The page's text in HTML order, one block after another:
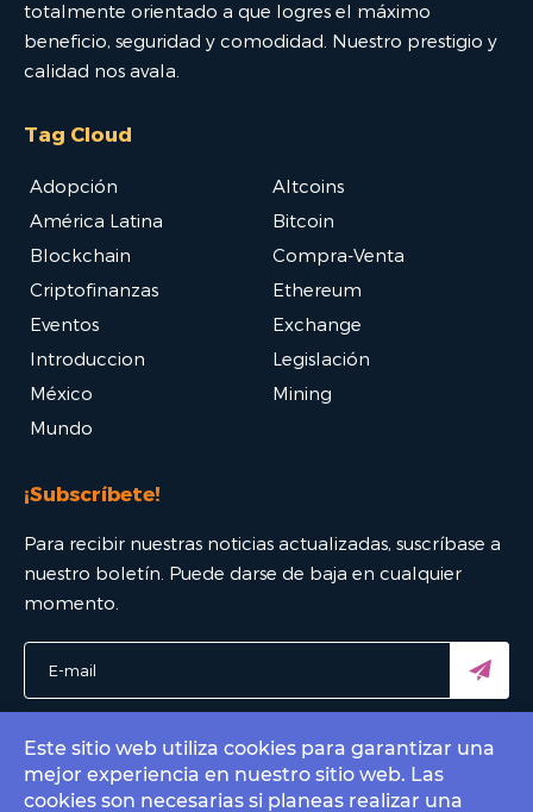
totalmente orientado a que logres el máximo
beneficio, seguridad y comodidad. Nuestro prestigio y
calidad nos avala.
Tag Cloud
Adopción
Altcoins
América Latina
Bitcoin
Blockchain
Compra-Venta
Criptofinanzas
Ethereum
Eventos
Exchange
Introduccion
Legislación
México
Mining
Mundo
¡Subscríbete!
Para recibir nuestras noticias actualizadas, suscríbase a
nuestro boletín. Puede darse de baja en cualquier
momento.
© 2022 Bitcoin Mexico - El mejor portal Bitcoin. All rights
Este sitio web utiliza cookies para garantizar una
mejor experiencia en nuestro sitio web. Las
cookies son necesarias si planeas realizar una